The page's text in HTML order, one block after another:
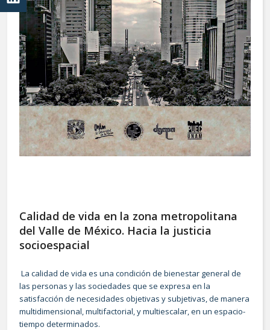
Calidad de vida en la zona metropolitana
del Valle de México. Hacia la justicia
socioespacial
La calidad de vida es una condición de bienestar general de
las personas y las sociedades que se expresa en la
satisfacción de necesidades objetivas y subjetivas, de manera
multidimensional, multifactorial, y multiescalar, en un espacio-
tiempo determinados.